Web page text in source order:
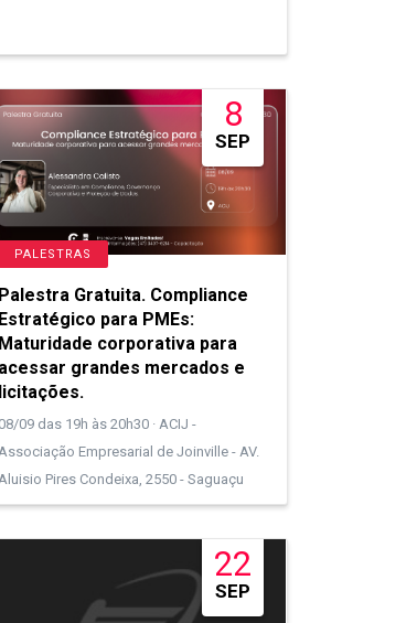
8
SEP
PALESTRAS
Palestra Gratuita. Compliance
Estratégico para PMEs:
Maturidade corporativa para
acessar grandes mercados e
licitações.
08/09 das 19h às 20h30 · ACIJ -
Empresarial de Joinville - AV.
Pires Condeixa, 2550 - Saguaçu
22
SEP